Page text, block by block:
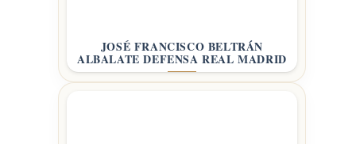
JOSÉ FRANCISCO BELTRÁN
ALBALATE DEFENSA REAL MADRID